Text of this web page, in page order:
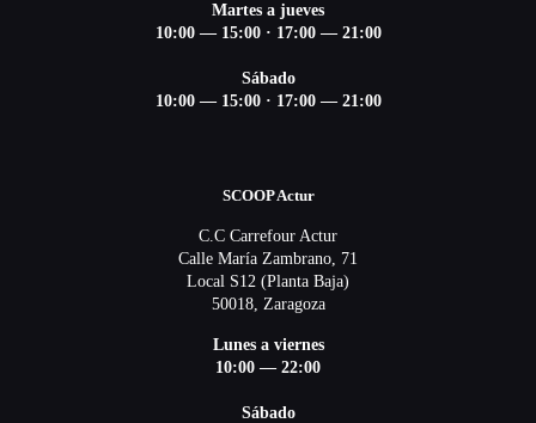
Martes a jueves
10:00 — 15:00 · 17:00 — 21:00
Sábado
10:00 — 15:00 · 17:00 — 21:00
SCOOP Actur
C.C Carrefour Actur
Calle María Zambrano, 71
Local S12 (Planta Baja)
50018, Zaragoza
Lunes a viernes
10:00 — 22:00
Sábado